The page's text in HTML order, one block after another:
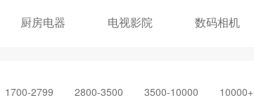
厨房电器 电视影院 数码相机
1700-2799 2800-3500 3500-10000 10000+